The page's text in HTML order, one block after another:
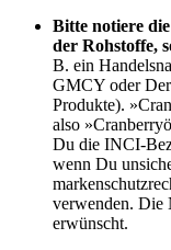
Bitte notiere
der Rohstoffe,
B. ein
GMCY oder
Produkte).
also
Du die INCI-
wenn Du
verwenden. Die
erwünscht.